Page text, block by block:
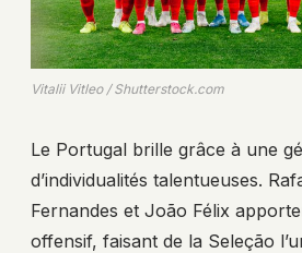
Vitalii Vitleo / Shutterstock.com
Le Portugal brille grâce à une
d’individualités talentueuses.
Fernandes et João Félix
offensif, faisant de la Seleção